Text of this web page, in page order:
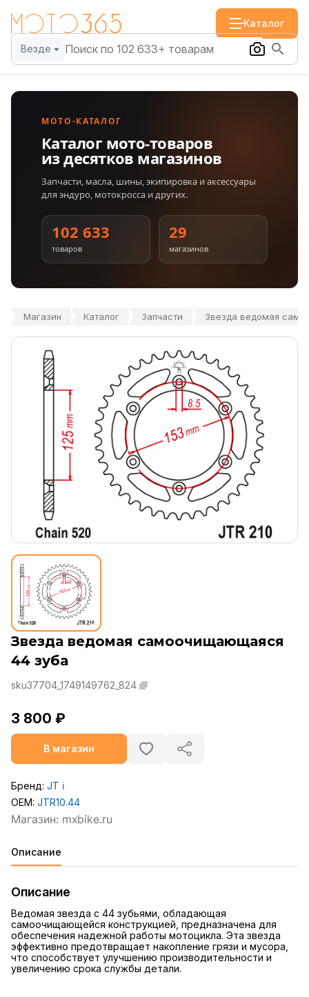
Каталог
Везде
МОТО-КАТАЛОГ
Каталог мото-товаров
из десятков магазинов
Запчасти, масла, шины, экипировка и аксессуары
для эндуро, мотокросса и других.
102 633
товаров
29
магазинов
Магазин Каталог Запчасти Звезда ведомая
Звезда ведомая самоочищающаяся
44 зуба
sku37704_1749149762_824
3 800 ₽
В магазин
Бренд: JT ℹ️
OEM: JTR10.44
Описание
Описание
Ведомая звезда с 44 зубьями, обладающая
самоочищающейся конструкцией, предназначена для
обеспечения надежной работы мотоцикла. Эта звезда
эффективно предотвращает накопление грязи и мусора,
что способствует улучшению производительности и
увеличению срока службы детали.